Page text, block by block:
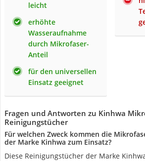
leicht
erhöhte
Wasseraufnahme
durch Mikrofaser-
Anteil
für den universellen
Einsatz geeignet
Fragen und Antworten zu Kinhwa
Reinigungstücher
Für welchen Zweck kommen die
der Marke Kinhwa zum Einsatz?
Diese Reinigungstücher der Marke